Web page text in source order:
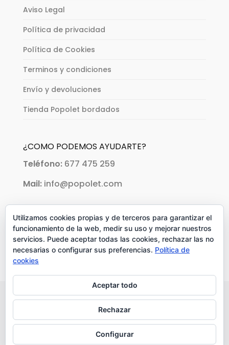
Aviso Legal
Política de privacidad
Política de Cookies
Terminos y condiciones
Envío y devoluciones
Tienda Popolet bordados
¿COMO PODEMOS AYUDARTE?
Teléfono:677 475 259
Mail:info@popolet.com
PAGOS ACEPTADOS:
Copyright © 2018 Popolet. Todos los
derechos reservados.
Utilizamos cookies propias y de terceros para garantizar el
funcionamiento de la web, medir su uso y mejorar nuestros
servicios. Puede aceptar todas las cookies, rechazar las no
necesarias o configurar sus preferencias. Política de
cookies
Aceptar todo
Rechazar
Configurar